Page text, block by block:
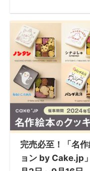
完売必至！「名
ョン by Cake.jp